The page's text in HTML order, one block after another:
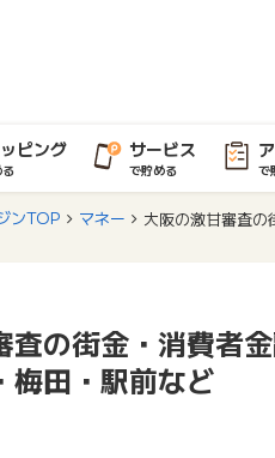
ピング サービス
で貯める で
ンTOP マネー 大阪の激甘審査
査の街金・消費者
梅田・駅前など